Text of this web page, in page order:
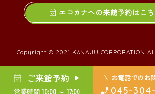
エコカナへの来館予約はこち
Copyright © 2021 KANAJU CORPORATION
ご来館予約
営業時間 10:00 ～ 17:00
お電話でのお
045-